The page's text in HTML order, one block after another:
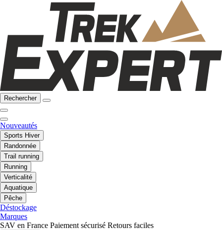
Rechercher
Nouveautés
Sports Hiver
Randonnée
Trail running
Running
Verticalité
Aquatique
Pêche
Déstockage
Marques
SAV en France Paiement sécurisé Retours faciles